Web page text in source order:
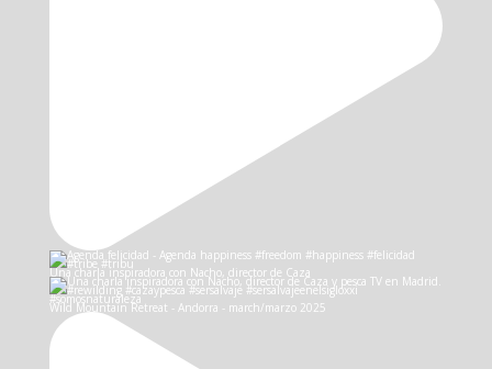
Una charla inspiradora con Nacho, director de Caza
Wild Mountain Retreat - Andorra - march/marzo 2025